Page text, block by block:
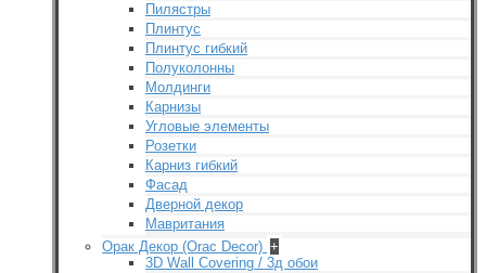
Пилястры
Плинтус
Плинтус гибкий
Полуколонны
Молдинги
Карнизы
Угловые элементы
Розетки
Карниз гибкий
Фасад
Дверной декор
Мавритания
Орак Декор (Orac Decor) +
3D Wall Covering / 3д обои